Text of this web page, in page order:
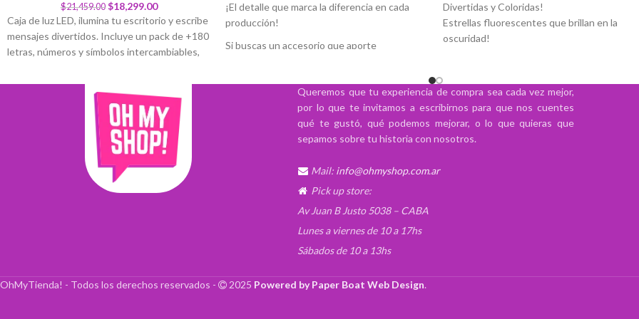
$21,459.00 $18,299.00
Caja de luz LED, ilumina tu escritorio y escribe
mensajes divertidos. Incluye un pack de +180
letras, números y símbolos intercambiables,
(no incluidas) o vía cable USB (incluido).
¡El detalle que marca la diferencia en cada
producción!
Si buscas un accesorio que aporte
complemento ideal. Diseñada con el clásico
formato cinematográfico en blanco y negro,
combina estética icónica con funcionalidad
real para todo tipo de proyectos
Fabricada en MDF cuenta con una estructura
sólida y liviana que facilita su manipulación
durante rodajes, grabaciones o sesiones
fotográficas. Su bisagra metálica reforzada
generando el clásico “clap” que ayuda a
profesionales o amateur.
Divertidas y Coloridas!
Estrellas fluorescentes que brillan en la
oscuridad!
Ideal para los mas pequeños y no tanto
Viene con plancha de stickers/adhesivos para
poder pegarlos
Queremos que tu experiencia de compra sea cada vez mejor,
por lo que te invitamos a escribirnos para que nos cuentes
qué te gustó, qué podemos mejorar, o lo que quieras que
sepamos sobre tu historia con nosotros.
Mail: info@ohmyshop.com.ar
Pick up store:
Av Juan B Justo 5038 – CABA
Lunes a viernes de 10 a 17hs
Sábados de 10 a 13hs
OhMyTienda! - Todos los derechos reservados - 2025 Powered by Paper Boat Web Design.